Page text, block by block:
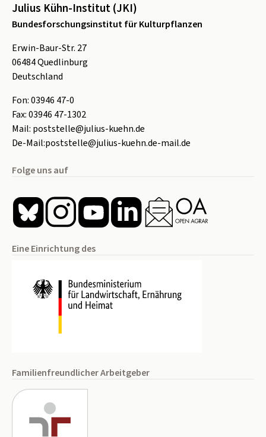
Julius Kühn-Institut (JKI)
Bundesforschungsinstitut für Kulturpflanzen
Erwin-Baur-Str. 27
06484Quedlinburg
Deutschland
Fon:03946 47-0
Fax:03946 47-1302
Mail: poststelle@julius-kuehn.de
De-Mail:poststelle@julius-kuehn.de-mail.de
Folge uns auf
Eine Einrichtung des
Familienfreundlicher Arbeitgeber